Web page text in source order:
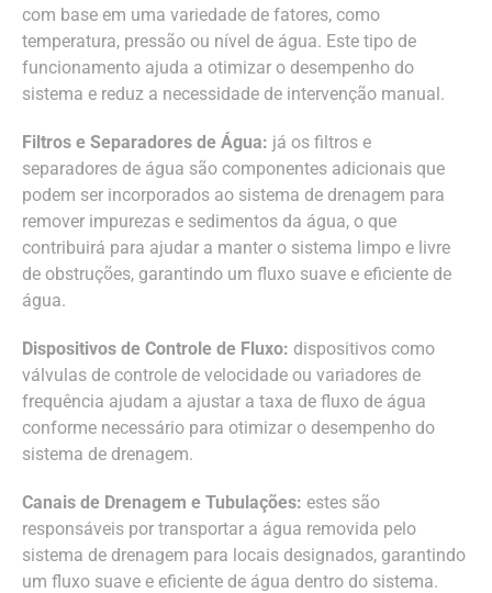
com base em uma variedade de fatores, como
temperatura, pressão ou nível de água. Este tipo de
funcionamento ajuda a otimizar o desempenho do
sistema e reduz a necessidade de intervenção manual.
Filtros e Separadores de Água: já os filtros e
separadores de água são componentes adicionais que
podem ser incorporados ao sistema de drenagem para
remover impurezas e sedimentos da água, o que
contribuirá para ajudar a manter o sistema limpo e livre
de obstruções, garantindo um fluxo suave e eficiente de
água.
Dispositivos de Controle de Fluxo: dispositivos como
válvulas de controle de velocidade ou variadores de
frequência ajudam a ajustar a taxa de fluxo de água
conforme necessário para otimizar o desempenho do
sistema de drenagem.
Canais de Drenagem e Tubulações: estes são
responsáveis por transportar a água removida pelo
sistema de drenagem para locais designados, garantindo
um fluxo suave e eficiente de água dentro do sistema.